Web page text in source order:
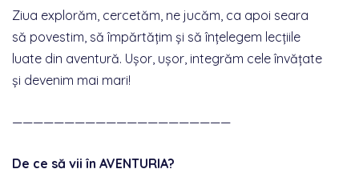
Ziua explorăm, cercetăm, ne jucăm, ca apoi seara
să povestim, să împărtățim și să înțelegem lecțiile
luate din aventură. Ușor, ușor, integrăm cele învățate
și devenim mai mari!
—————————————————————
De ce să vii în AVENTURIA?